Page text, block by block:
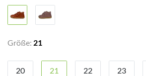
Größe: 21
20 21 22 23